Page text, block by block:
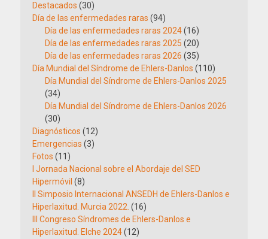
Destacados (30)
Día de las enfermedades raras (94)
Día de las enfermedades raras 2024(16)
Día de las enfermedades raras 2025 (20)
Día de las enfermedades raras 2026 (35)
Día Mundial del Síndrome de Ehlers-Danlos (110)
Día Mundial del Síndrome de Ehlers-Danlos 2025
(34)
Día Mundial del Síndrome de Ehlers-Danlos 2026
(30)
Diagnósticos (12)
Emergencias (3)
Fotos (11)
I Jornada Nacional sobre el Abordaje del SED
Hipermóvil (8)
II Simposio Internacional ANSEDH de Ehlers-Danlos e
Hiperlaxitud. Murcia 2022. (16)
III Congreso Síndromes de Ehlers-Danlos e
Hiperlaxitud. Elche 2024(12)